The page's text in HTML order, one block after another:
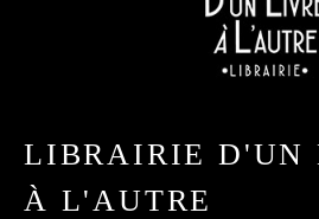
LIBRAIRIE D'UN
À L'AUTRE